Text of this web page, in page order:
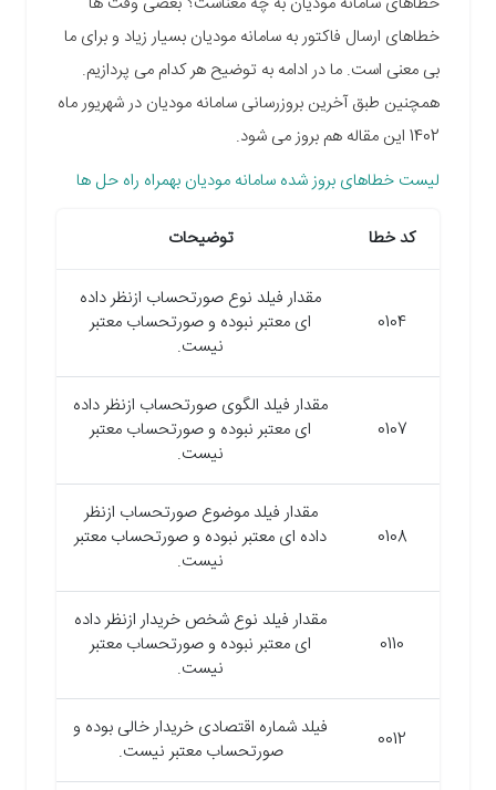
خطاهای ارسال فاکتور به سامانه مودیان بسیار زیاد و برای ما
بی معنی است. ما در ادامه به توضیح هر کدام می پردازیم.
همچنین طبق آخرین بروزرسانی سامانه مودیان در شهریور ماه
1402 این مقاله هم بروز می شود.
لیست خطاهای بروز شده سامانه مودیان بهمراه راه حل ها
کد خطا توضیحات
0104
مقدار فیلد نوع صورتحساب ازنظر داده
ای معتبر نبوده و صورتحساب معتبر
نیست.
0107
مقدار فیلد الگوی صورتحساب ازنظر داده
ای معتبر نبوده و صورتحساب معتبر
نیست.
0108
مقدار فیلد موضوع صورتحساب ازنظر
داده ای معتبر نبوده و صورتحساب معتبر
نیست.
0110
مقدار فیلد نوع شخص خریدار ازنظر داده
ای معتبر نبوده و صورتحساب معتبر
نیست.
0012
فیلد شماره اقتصادی خریدار خالی بوده و
صورتحساب معتبر نیست.